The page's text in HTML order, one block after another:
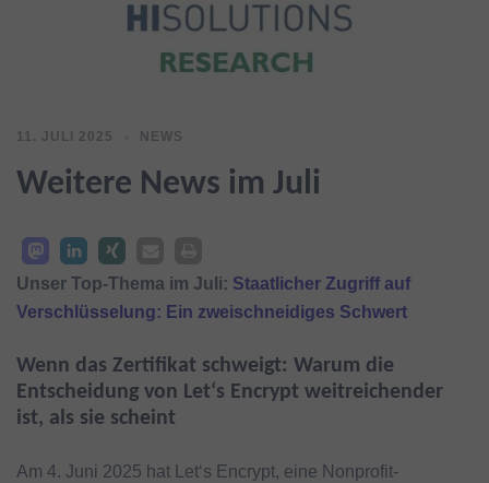
11. JULI 2025 NEWS
Weitere News im Juli
Unser Top-Thema im Juli: Staatlicher Zugriff auf
Verschlüsselung: Ein zweischneidiges Schwert
Wenn das Zertifikat schweigt: Warum die
Entscheidung von Let‘s Encrypt weitreichender
ist, als sie scheint
Am 4. Juni 2025 hat Let‘s Encrypt, eine Nonprofit-